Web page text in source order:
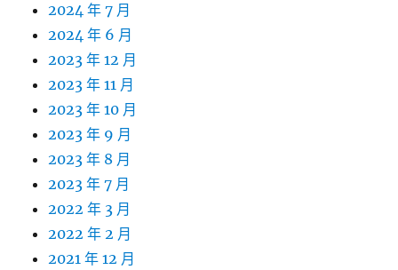
2024 年 7 月
2024 年 6 月
2023 年 12 月
2023 年 11 月
2023 年 10 月
2023 年 9 月
2023 年 8 月
2023 年 7 月
2022 年 3 月
2022 年 2 月
2021 年 12 月